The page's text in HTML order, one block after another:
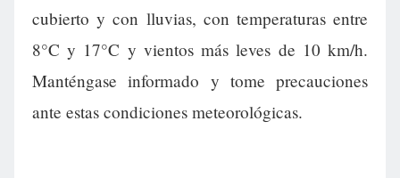
cubierto y con lluvias, con temperaturas entre
8°C y 17°C y vientos más leves de 10 km/h.
Manténgase informado y tome precauciones
ante estas condiciones meteorológicas.